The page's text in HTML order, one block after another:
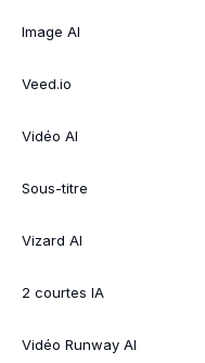
Image AI
Veed.io
Vidéo AI
Sous-titre
Vizard AI
2 courtes IA
Vidéo Runway AI